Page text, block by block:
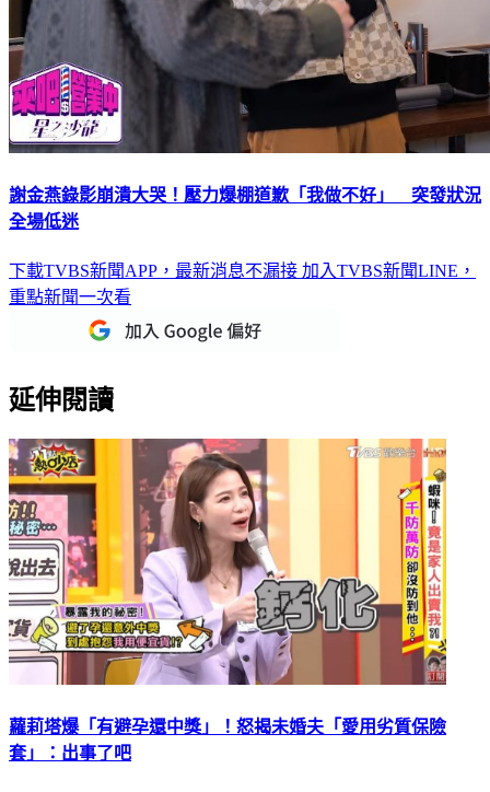
謝金燕錄影崩潰大哭！壓力爆棚道歉「我做不好」 突發狀況
全場低迷
下載TVBS新聞APP，最新消息不漏接 加入TVBS新聞LINE，
重點新聞一次看
延伸閱讀
蘿莉塔爆「有避孕還中獎」！怒揭未婚夫「愛用劣質保險
套」：出事了吧